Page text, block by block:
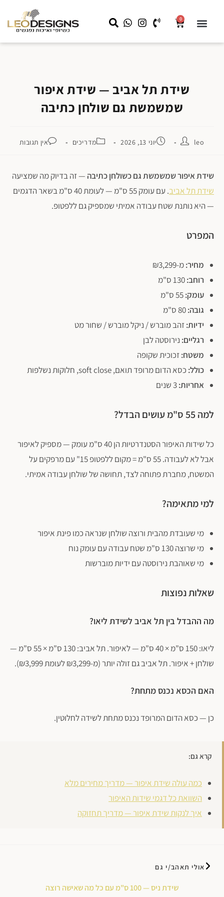
0
שידת תל אביב — שידת איפור
שמשמשת גם שולחן כתיבה
leo יוני 13, 2026 מדריכים אין תגובות
שידת איפור שמשמשת גם כשולחן כתיבה — זה בדיוק מה שמציעה
שידת תל אביב
. עם עומק 55 ס"מ — לעומת 40 ס"מ בשאר הדגמים
— היא נותנת שטח עבודה אמיתי שמספיק גם ללפטופ.
המפרט
מחיר:מ-₪3,299
רוחב:
עומק:
גובה:
ידיות: זהב מוברש / ניקל מוברש / שחור מט
רגליים: נירוסטה לבן
משטח: זכוכית שקופה
כולל: כסא הדום מרופד תואם, soft close, חלוקות נשלפות
אחריות:
למה 55 ס"מ עושים הבדל?
כל שידות האיפור הסטנדרטיות הן 40 ס"מ עומק — מספיק לאיפור
אבל לא לעבודה. 55 ס"מ = מקום ללפטופ 15" עם מרפקים על
המשטח, מחברת פתוחה לצד, תחושה של שולחן עבודה אמיתי.
למי מתאימה?
מי שעובדת מהבית ורוצה שולחן שנראה כמו פינת איפור
מי שרוצה 130 ס"מ שטח עבודה עם עומק נוח
מי שאוהבת נירוסטה עם ידיות מוברשות
שאלות נפוצות
מה ההבדל בין תל אביב לשידת ליאו?
ליאו: 150 ס"מ × 40 ס"מ — לאיפור. תל אביב: 130 ס"מ × 55 ס"מ —
שולחן + איפור. תל אביב גם זולה יותר (מ-₪3,299 לעומת ₪3,999).
האם הכסא נכנס מתחת?
כן — כסא הדום המרופד נכנס מתחת לשידה לחלוטין.
קרא גם:
כמה עולה שידת איפור — מדריך מחירים מלא
השוואת כל דגמי שידות האיפור
איך לנקות שידת איפור — מדריך תחזוקה
אולי תאהב/י גם
שידת ניס — 100 ס"מ עם כל מה שאישה רוצה